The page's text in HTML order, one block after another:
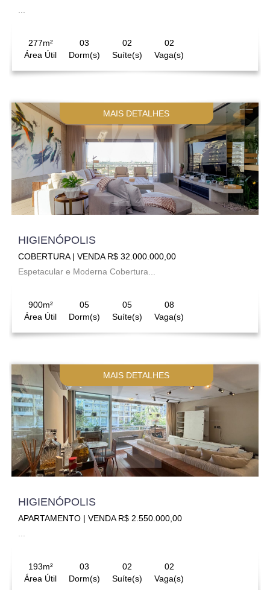
277m²
Área Útil
03
Dorm(s)
02
Suíte(s)
02
Vaga(s)
MAIS DETALHES
HIGIENÓPOLIS
COBERTURA | VENDA R$ 32.000.000,00
Espetacular e Moderna Cobertura...
900m²
Área Útil
05
Dorm(s)
05
Suíte(s)
08
Vaga(s)
MAIS DETALHES
HIGIENÓPOLIS
APARTAMENTO | VENDA R$ 2.550.000,00
193m²
Área Útil
03
Dorm(s)
02
Suíte(s)
02
Vaga(s)